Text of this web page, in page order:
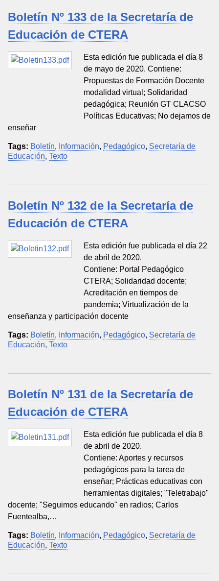
Boletín Nº 133 de la Secretaría de
Educación de CTERA
Esta edición fue publicada el día 8
de mayo de 2020. Contiene:
Propuestas de Formación Docente
modalidad virtual; Solidaridad
pedagógica; Reunión GT CLACSO
Políticas Educativas; No dejamos de
enseñar
Tags: Boletín, Información, Pedagógico, Secretaría de
Educación, Texto
Boletín Nº 132 de la Secretaría de
Educación de CTERA
Esta edición fue publicada el día 22
de abril de 2020.
Contiene: Portal Pedagógico
CTERA; Solidaridad docente;
Acreditación en tiempos de
pandemia; Virtualización de la
enseñanza y participación docente
Tags: Boletín, Información, Pedagógico, Secretaría de
Educación, Texto
Boletín Nº 131 de la Secretaría de
Educación de CTERA
Esta edición fue publicada el día 8
de abril de 2020.
Contiene: Aportes y recursos
pedagógicos para la tarea de
enseñar; Prácticas educativas con
herramientas digitales; "Teletrabajo"
docente; "Seguimos educando" en radios; Carlos
Fuentealba,…
Tags: Boletín, Información, Pedagógico, Secretaría de
Educación, Texto